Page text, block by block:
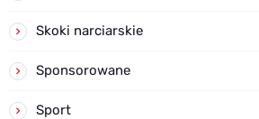
Skoki narciarskie
Sponsorowane
Sport